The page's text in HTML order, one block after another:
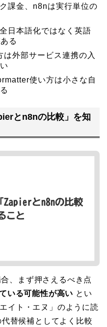
課金、n8nは実行単位の
日本語化ではなく英語
る
外部サービス連携の入
使い方は小さな自
とn8nの比較」を知
、まず押さえるべき点
いる可能性が高い とい
イト・エヌ」のように読
替候補としてよく比較